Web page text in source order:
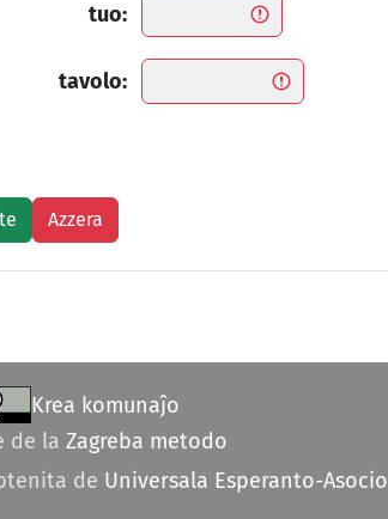
tuo:
tavolo:
Krea komunaĵo
de la Zagreba metodo
de Universala Esperanto-Asocio